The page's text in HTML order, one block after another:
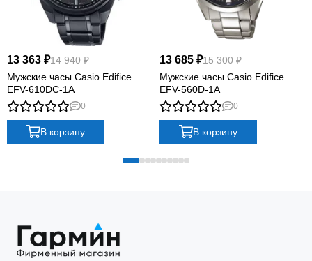
13 363 ₽14 940 ₽
Мужские часы Casio Edifice
EFV-610DC-1A
0
В корзину
13 685 ₽15 300 ₽
Мужские часы Casio Edifice
EFV-560D-1A
0
В корзину